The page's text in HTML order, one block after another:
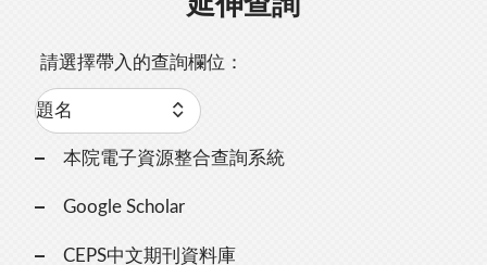
請選擇帶入的查詢欄位：
本院電子資源整合查詢系統
Google Scholar
CEPS中文期刊資料庫